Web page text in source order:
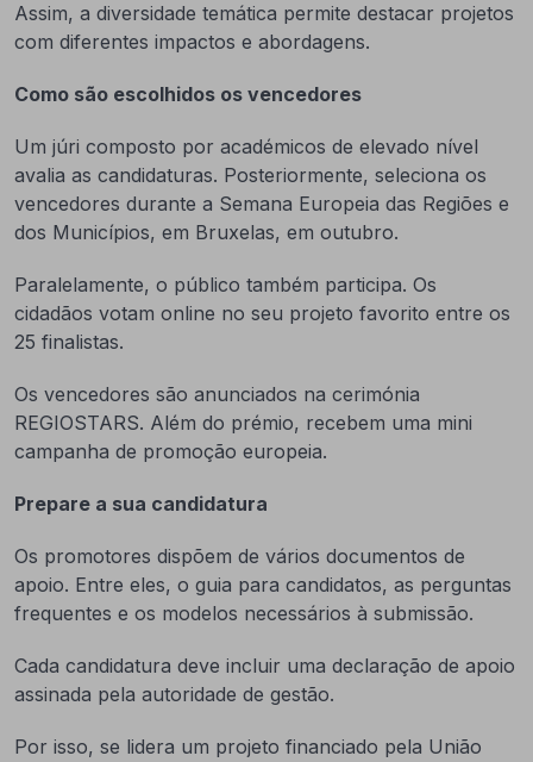
Assim, a diversidade temática permite destacar projetos
com diferentes impactos e abordagens.
Como são escolhidos os vencedores
Um júri composto por académicos de elevado nível
avalia as candidaturas. Posteriormente, seleciona os
vencedores durante a Semana Europeia das Regiões e
dos Municípios, em Bruxelas, em outubro.
Paralelamente, o público também participa. Os
cidadãos votam online no seu projeto favorito entre os
25 finalistas.
Os vencedores são anunciados na cerimónia
REGIOSTARS. Além do prémio, recebem uma mini
campanha de promoção europeia.
Prepare a sua candidatura
Os promotores dispõem de vários documentos de
apoio. Entre eles, o guia para candidatos, as perguntas
frequentes e os modelos necessários à submissão.
Cada candidatura deve incluir uma declaração de apoio
assinada pela autoridade de gestão.
Por isso, se lidera um projeto financiado pela União